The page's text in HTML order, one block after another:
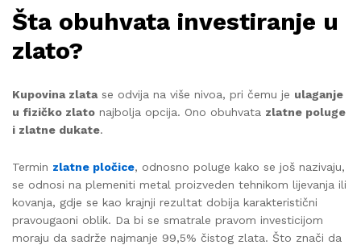
Šta obuhvata investiranje u
zlato?
Kupovina zlatase odvija na više nivoa, pri čemu je ulaganje
u fizičko zlato najbolja opcija. Ono obuhvata zlatne poluge
i zlatne dukate.
Termin zlatne pločice, odnosno poluge kako se još nazivaju,
se odnosi na plemeniti metal proizveden tehnikom lijevanja ili
kovanja, gdje se kao krajnji rezultat dobija karakteristični
pravougaoni oblik. Da bi se smatrale pravom investicijom
moraju da sadrže najmanje 99,5% čistog zlata. Što znači da